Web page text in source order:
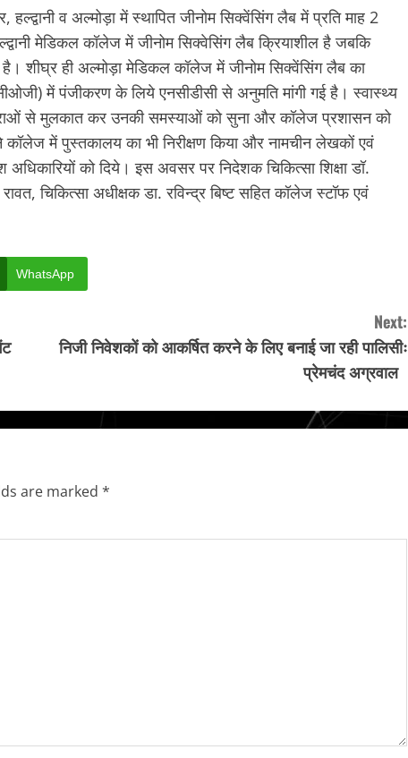
व अल्मोड़ा में स्थापित जीनोम सिक्वेंसिंग लैब में प्रति माह 2
मेडिकल कॉलेज में जीनोम सिक्वेसिंग लैब क्रियाशील है जबकि
शीघ्र ही अल्मोड़ा मेडिकल कॉलेज में जीनोम सिक्वेंसिंग लैब का
में पंजीकरण के लिये एनसीडीसी से अनुमति मांगी गई है। स्वास्थ्य
से मुलकात कर उनकी समस्याओं को सुना और कॉलेज प्रशासन को
कॉलेज में पुस्तकालय का भी निरीक्षण किया और नामचीन लेखकों एवं
को दिये। इस अवसर पर निदेशक चिकित्सा शिक्षा डॉ.
चिकित्सा अधीक्षक डा. रविन्द्र बिष्ट सहित कॉलेज स्टॉफ एवं
WhatsApp
Next:
निजी निवेशकों को आकर्षित करने के लिए बनाई जा रही पालिसीः
प्रेमचंद अग्रवाल
are marked *